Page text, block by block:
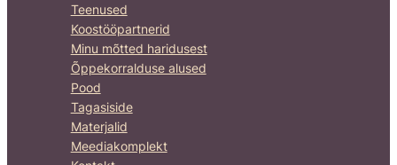
Teenused
Koostööpartnerid
Minu mõtted haridusest
Õppekorralduse alused
Pood
Tagasiside
Materjalid
Meediakomplekt